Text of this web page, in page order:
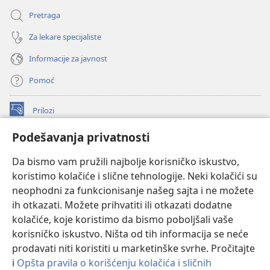
Podešavanja privatnosti
Da bismo vam pružili najbolje korisničko iskustvo,
koristimo kolačiće i slične tehnologije. Neki kolačići su
neophodni za funkcionisanje našeg sajta i ne možete
ih otkazati. Možete prihvatiti ili otkazati dodatne
kolačiće, koje koristimo da bismo poboljšali vaše
korisničko iskustvo. Ništa od tih informacija se neće
prodavati niti koristiti u marketinške svrhe. Pročitajte
i Opšta pravila o korišćenju kolačića i sličnih
Pretraga
Za lekare specijaliste
Informacije za javnost
Pomoć
Prilozi
(otvara
prozor)ONLAJN BIBLIOTEKA Watchtower
novi
prozor)JW Hub
(otvara
novi
prozor)
®
Watchtower Library®